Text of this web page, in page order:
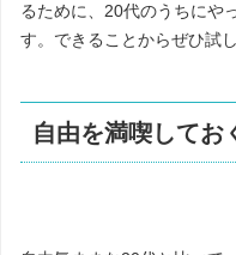
るために、 20代のうちにや
す。できることからぜひ試
自由を満喫してお